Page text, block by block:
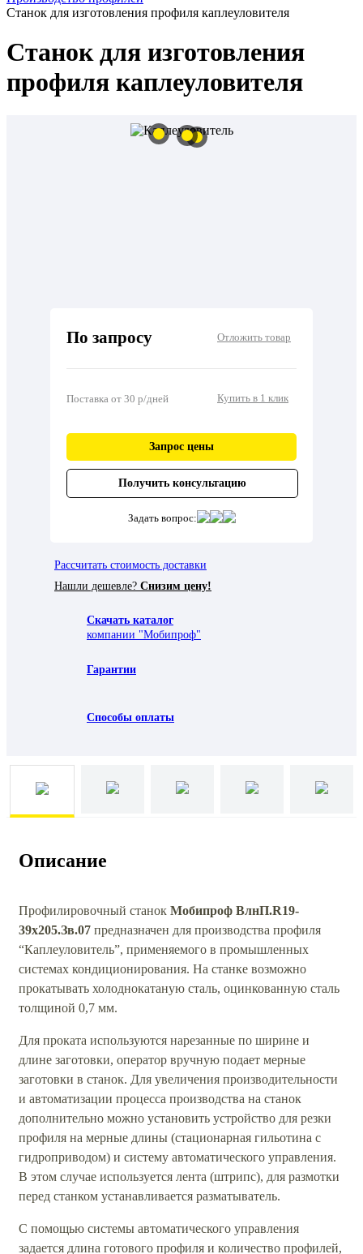
Станок для изготовления профиля каплеуловителя
Станок для изготовления
профиля каплеуловителя
По запросу Отложить товар
Поставка от 30 р/дней Купить в 1 клик
Запрос цены
Получить консультацию
Задать вопрос:
Рассчитать стоимость доставки
Нашли дешевле? Снизим цену!
Скачать каталог
компании "Мобипроф"
Гарантии
Способы оплаты
Описание
Профилировочный станок Мобипроф ВлнП.R19-
39x205.Зв.07 предназначен для производства профиля
“Каплеуловитель”, применяемого в промышленных
системах кондиционирования. На станке возможно
прокатывать холоднокатаную сталь, оцинкованную сталь
толщиной 0,7 мм.
Для проката используются нарезанные по ширине и
длине заготовки, оператор вручную подает мерные
заготовки в станок. Для увеличения производительности
и автоматизации процесса производства на станок
дополнительно можно установить устройство для резки
профиля на мерные длины (стационарная гильотина с
гидроприводом) и систему автоматического управления.
В этом случае используется лента (штрипс), для размотки
перед станком устанавливается разматыватель.
С помощью системы автоматического управления
задается длина готового профиля и количество профилей,